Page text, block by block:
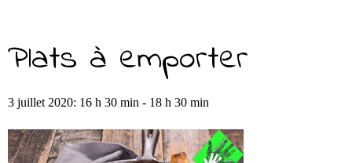
Plats à emporter
3 juillet 2020: 16 h 30 min - 18 h 30 min